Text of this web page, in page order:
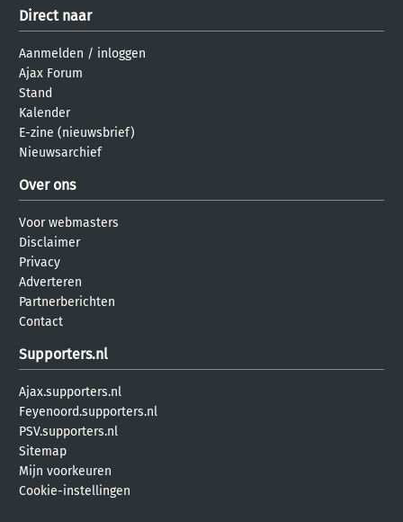
Direct naar
Aanmelden / inloggen
Ajax Forum
Stand
Kalender
E-zine (nieuwsbrief)
Nieuwsarchief
Over ons
Voor webmasters
Disclaimer
Privacy
Adverteren
Partnerberichten
Contact
Supporters.nl
Ajax.supporters.nl
Feyenoord.supporters.nl
PSV.supporters.nl
Sitemap
Mijn voorkeuren
Cookie-instellingen